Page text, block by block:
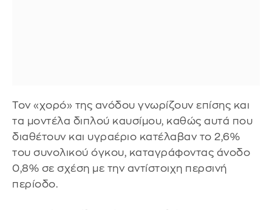
Τον «χορό» της ανόδου γνωρίζουν επίσης και
τα μοντέλα διπλού καυσίμου, καθώς αυτά που
διαθέτουν και υγραέριο κατέλαβαν το 2,6%
του συνολικού όγκου, καταγράφοντας άνοδο
0,8% σε σχέση με την αντίστοιχη περσινή
περίοδο.